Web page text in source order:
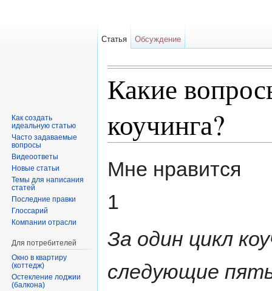
Какие
коучинга?
Мне нравится
1
За один цикл
следующие пять
Статья Обсуждение
Как создать
идеальную статью
Часто задаваемые
вопросы
Видеоответы
Новые статьи
Темы для написания
статей
Последние правки
Глоссарий
Компании отрасли
Для потребителей
Окно в квартиру
(коттедж)
Остекление лоджии
(балкона)